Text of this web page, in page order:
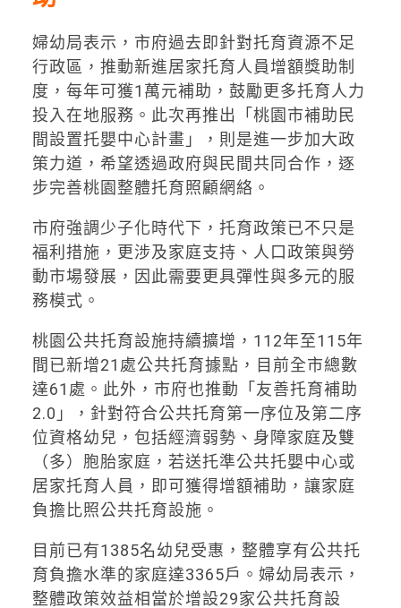
婦幼局表示，市府過去即針對托育資源不足
行政區，推動新進居家托育人員增額獎助制
度，每年可獲1萬元補助，鼓勵更多托育人力
投入在地服務。此次再推出「桃園市補助民
間設置托嬰中心計畫」，則是進一步加大政
策力道，希望透過政府與民間共同合作，逐
步完善桃園整體托育照顧網絡。
市府強調少子化時代下，托育政策已不只是
福利措施，更涉及家庭支持、人口政策與勞
動市場發展，因此需要更具彈性與多元的服
務模式。
桃園公共托育設施持續擴增，112年至115年
間已新增21處公共托育據點，目前全市總數
達61處。此外，市府也推動「友善托育補助
2.0」，針對符合公共托育第一序位及第二序
位資格幼兒，包括經濟弱勢、身障家庭及雙
（多）胞胎家庭，若送托準公共托嬰中心或
居家托育人員，即可獲得增額補助，讓家庭
負擔比照公共托育設施。
目前已有1385名幼兒受惠，整體享有公共托
育負擔水準的家庭達3365戶。婦幼局表示，
整體政策效益相當於增設29家公共托育設